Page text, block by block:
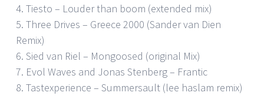
4. Tiesto – Louder than boom (extended mix)
5. Three Drives – Greece 2000 (Sander van Dien
Remix)
6. Sied van Riel – Mongoosed (original Mix)
7. Evol Waves and Jonas Stenberg – Frantic
8. Tastexperience – Summersault (lee haslam remix)